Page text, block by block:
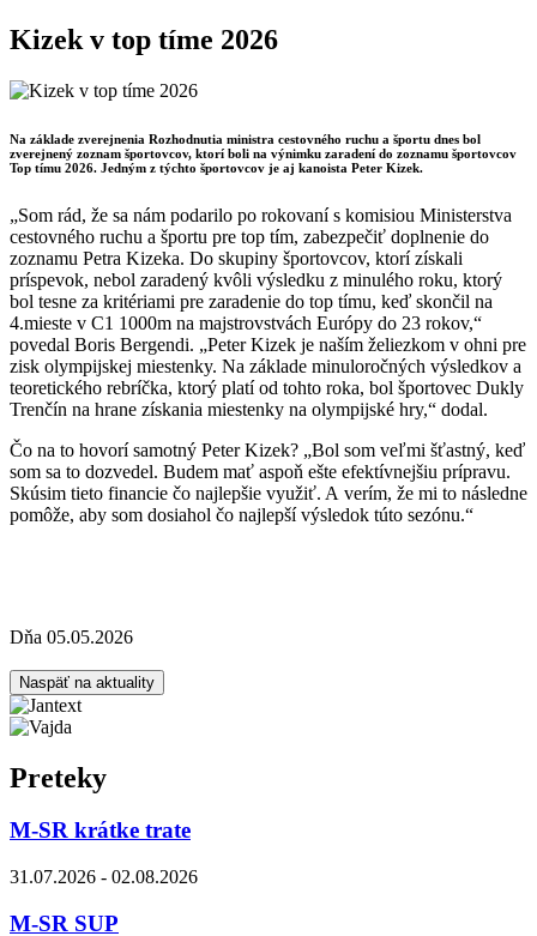
Kizek v top tíme 2026
Na základe zverejnenia Rozhodnutia ministra cestovného ruchu a športu dnes bol
zverejnený zoznam športovcov, ktorí boli na výnimku zaradení do zoznamu športovcov
Top tímu 2026. Jedným z týchto športovcov je aj kanoista Peter Kizek.
„Som rád, že sa nám podarilo po rokovaní s komisiou Ministerstva
cestovného ruchu a športu pre top tím, zabezpečiť doplnenie do
zoznamu Petra Kizeka. Do skupiny športovcov, ktorí získali
príspevok, nebol zaradený kvôli výsledku z minulého roku, ktorý
bol tesne za kritériami pre zaradenie do top tímu, keď skončil na
4.mieste v C1 1000m na majstrovstvách Európy do 23 rokov,“
povedal Boris Bergendi. „Peter Kizek je naším želiezkom v ohni pre
zisk olympijskej miestenky. Na základe minuloročných výsledkov a
teoretického rebríčka, ktorý platí od tohto roka, bol športovec Dukly
Trenčín na hrane získania miestenky na olympijské hry,“ dodal.
Čo na to hovorí samotný Peter Kizek? „Bol som veľmi šťastný, keď
som sa to dozvedel. Budem mať aspoň ešte efektívnejšiu prípravu.
Skúsim tieto financie čo najlepšie využiť. A verím, že mi to následne
pomôže, aby som dosiahol čo najlepší výsledok túto sezónu.“
Dňa 05.05.2026
Naspäť na aktuality
Preteky
M-SR krátke trate
31.07.2026 - 02.08.2026
M-SR SUP